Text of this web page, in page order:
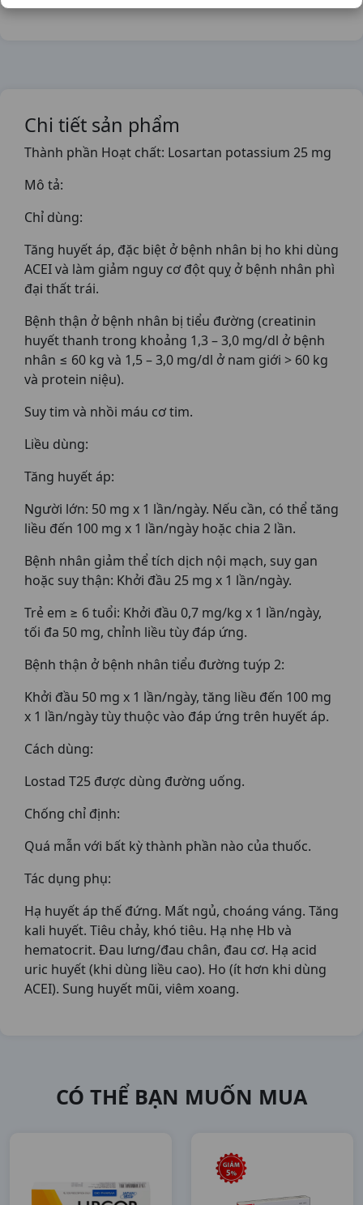
Chi tiết sản phẩm
Thành phần Hoạt chất: Losartan potassium 25 mg
Mô tả:
Chỉ dùng:
Tăng huyết áp, đặc biệt ở bệnh nhân bị ho khi dùng
ACEI và làm giảm nguy cơ đột quỵ ở bệnh nhân phì
đại thất trái.
Bệnh thận ở bệnh nhân bị tiểu đường (creatinin
huyết thanh trong khoảng 1,3 – 3,0 mg/dl ở bệnh
nhân ≤ 60 kg và 1,5 – 3,0 mg/dl ở nam giới > 60 kg
và protein niệu).
Suy tim và nhồi máu cơ tim.
Liều dùng:
Tăng huyết áp:
Người lớn: 50 mg x 1 lần/ngày. Nếu cần, có thể tăng
liều đến 100 mg x 1 lần/ngày hoặc chia 2 lần.
Bệnh nhân giảm thể tích dịch nội mạch, suy gan
hoặc suy thận: Khởi đầu 25 mg x 1 lần/ngày.
Trẻ em ≥ 6 tuổi: Khởi đầu 0,7 mg/kg x 1 lần/ngày,
tối đa 50 mg, chỉnh liều tùy đáp ứng.
Bệnh thận ở bệnh nhân tiểu đường tuýp 2:
Khởi đầu 50 mg x 1 lần/ngày, tăng liều đến 100 mg
x 1 lần/ngày tùy thuộc vào đáp ứng trên huyết áp.
Cách dùng:
Lostad T25 được dùng đường uống.
Chống chỉ định:
Quá mẫn với bất kỳ thành phần nào của thuốc.
Tác dụng phụ:
Hạ huyết áp thế đứng. Mất ngủ, choáng váng. Tăng
kali huyết. Tiêu chảy, khó tiêu. Hạ nhẹ Hb và
hematocrit. Đau lưng/đau chân, đau cơ. Hạ acid
uric huyết (khi dùng liều cao). Ho (ít hơn khi dùng
ACEI). Sung huyết mũi, viêm xoang.
CÓ THỂ BẠN MUỐN MUA